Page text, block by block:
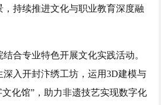
持续推进文化与职业教育深度融
合专业特色开展文化实践活动。
入开封汴绣工坊，运用3D建模与
化馆”，助力非遗技艺实现数字化